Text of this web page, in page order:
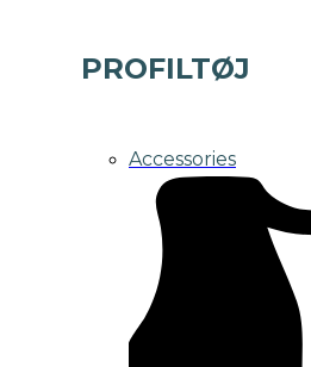
PROFILTØJ
Accessories